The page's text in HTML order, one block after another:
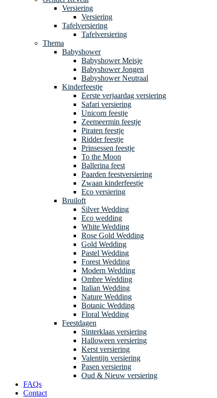
Versiering
Versiering
Tafelversiering
Tafelversiering
Thema
Babyshower
Babyshower Meisje
Babyshower Jongen
Babyshower Neutraal
Kinderfeestje
Eerste verjaardag versiering
Safari versiering
Unicorn feestje
Zeemeermin feestje
Piraten feestje
Ridder feestje
Prinsessen feestje
To the Moon
Ballerina feest
Paarden feestversiering
Zwaan kinderfeestje
Eco versiering
Bruiloft
Silver Wedding
Eco wedding
White Wedding
Rose Gold Wedding
Gold Wedding
Pastel Wedding
Forest Wedding
Modern Wedding
Ombre Wedding
Italian Wedding
Nature Wedding
Botanic Wedding
Floral Wedding
Feestdagen
Sinterklaas versiering
Halloween versiering
Kerst versiering
Valentijn versiering
Pasen versiering
Oud & Nieuw versiering
FAQs
Contact